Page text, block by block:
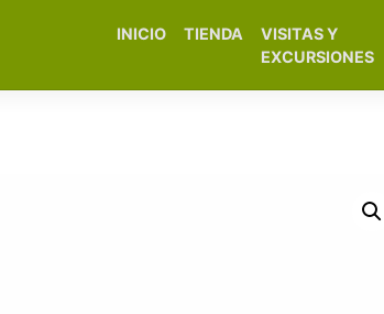
Elfa Experience – Onil – Alicante
INICIO TIENDA
VISITAS Y
EXCURSIONES